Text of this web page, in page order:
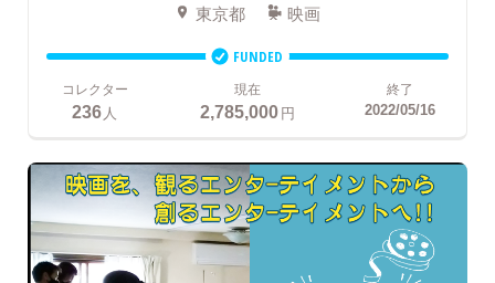
東京都 映画
FUNDED
コレクター
236人
現在
2,785,000円
終了
2022/05/16